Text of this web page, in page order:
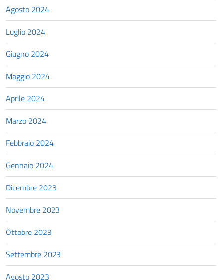
Agosto 2024
Luglio 2024
Giugno 2024
Maggio 2024
Aprile 2024
Marzo 2024
Febbraio 2024
Gennaio 2024
Dicembre 2023
Novembre 2023
Ottobre 2023
Settembre 2023
Agosto 2023